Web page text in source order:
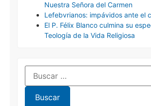
Nuestra Señora del Carmen
Lefebvrianos: impávidos ante el
El P. Félix Blanco culmina su
Teología de la Vida Religiosa